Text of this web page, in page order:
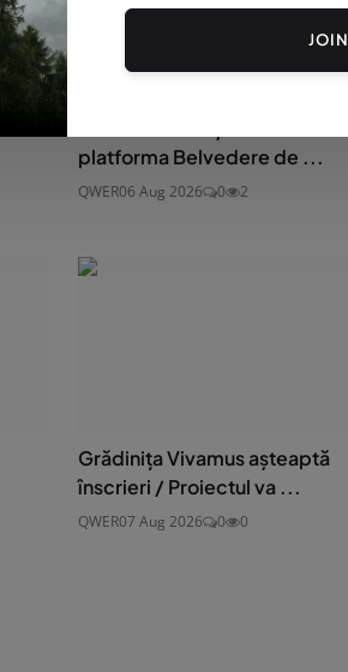
platforma Belvedere de ...
QWER06 Aug 2026 0 2
Grădinița Vivamus așteaptă
înscrieri / Proiectul va ...
QWER07 Aug 2026 0 0
JOIN